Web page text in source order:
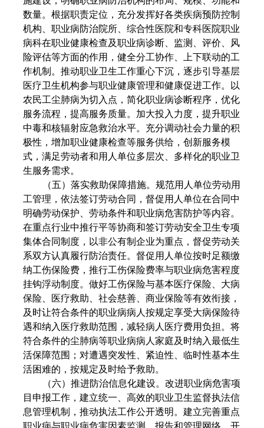
数量。根据职责定位，充分发挥好各类疾病预防控制
机构、职业病防治院所、综合性医院和专科医院职业
病科在职业健康检查及职业病诊断、监测、评价、风
险评估等方面的作用，健全分工协作、上下联动的工
作机制。推动职业卫生工作重心下沉，逐步引导基层
医疗卫生机构参与职业健康管理和健康促进工作。以
农民工尘肺病为切入点，简化职业病诊断程序，优化
服务流程，提高服务质量。加大投入力度，提升职业
中毒和核辐射应急救治水平。充分调动社会力量的积
极性，增加职业健康检查等服务供给，创新服务模
式，满足劳动者和用人单位多层次、多样化的职业卫
生服务需求。
（五）落实救助保障措施。规范用人单位劳动用
工管理，依法签订劳动合同，督促用人单位在合同中
明确劳动保护、劳动条件和职业病危害防护等内容。
在重点行业中推行平等协商和签订劳动安全卫生专项
集体合同制度，以非公有制企业为重点，督促劳动关
系双方认真履行防治责任。督促用人单位按时足额缴
纳工伤保险费，推行工伤保险费率与职业病危害程度
挂钩浮动制度。做好工伤保险与基本医疗保险、大病
保险、医疗救助、社会慈善、商业保险等有效衔接，
及时让符合条件的职业病病人按规定享受大病保险待
遇和纳入医疗救助范围，减轻病人医疗费用负担。将
符合条件的尘肺病等职业病病人家庭及时纳入最低生
活保障范围；对遭遇突发性、紧迫性、临时性基本生
活困难的，按规定及时给予救助。
（六）推进防治信息化建设。改进职业病危害项
目申报工作，建立统一、高效的职业卫生监督执法信
息管理机制，推动执法工作公开透明。建立完善重点
职业病与职业病危害因素监测、报告和管理网络。开